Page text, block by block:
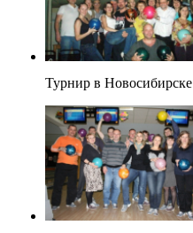
Турнир в Новосибирске